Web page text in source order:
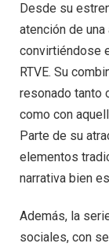
Desde su
atención de
convirtiéndose
RTVE. Su
resonado tanto
como con
Parte de su
elementos
narrativa bien
Además, la
sociales, con